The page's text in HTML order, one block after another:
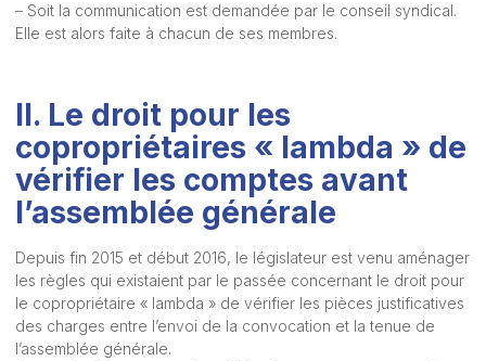
– Soit la communication est demandée par le conseil syndical.
Elle est alors faite à chacun de ses membres.
II. Le droit pour les
copropriétaires « lambda » de
vérifier les comptes avant
l’assemblée générale
Depuis fin 2015 et début 2016, le législateur est venu aménager
les règles qui existaient par le passée concernant le droit pour
le copropriétaire « lambda » de vérifier les pièces justificatives
des charges entre l’envoi de la convocation et la tenue de
l’assemblée générale.